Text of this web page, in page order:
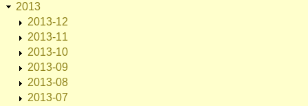
2013
2013-12
2013-11
2013-10
2013-09
2013-08
2013-07